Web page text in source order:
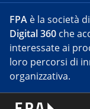
FPA è la società
Digital 360 che
interessate ai
loro percorsi di
organizzativa.